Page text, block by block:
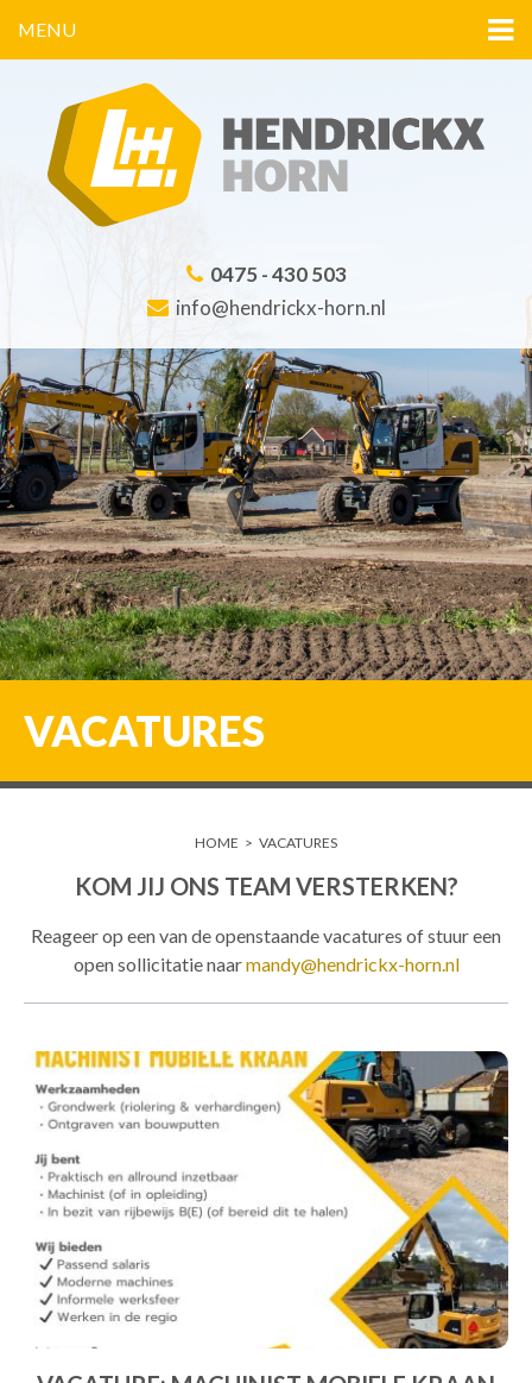
MENU
0475 - 430 503
info@hendrickx-horn.nl
VACATURES
HOME > VACATURES
KOM JIJ ONS TEAM VERSTERKEN?
Reageer op een van de openstaande vacatures of stuur een
open sollicitatie naarmandy@hendrickx-horn.nl